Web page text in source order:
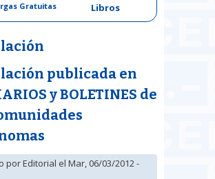
Gratuitas Libros
publicada en
y BOLETINES de
porEditorial el Mar, 06/03/2012 -